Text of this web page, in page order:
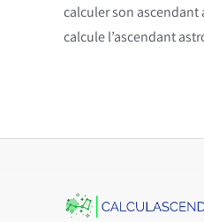
calculer son
calcule l’ascendant